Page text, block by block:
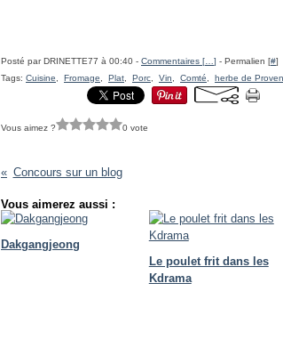
Posté par DRINETTE77 à 00:40 - Commentaires [ ] - Permalien [#]
Tags: Cuisine Fromage Plat Porc Vin Comté herbe de
Vous aimez ? 0 vote
Concours sur un blog
Vous aimerez aussi :
Dakgangjeong
Le poulet frit dans les
Kdrama